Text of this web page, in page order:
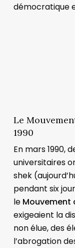
démocratique
Le
1990
En mars 1990,
universitaires
shek
pendant six
le Mouvement
exigeaient la
non élue, des
l’abrogation